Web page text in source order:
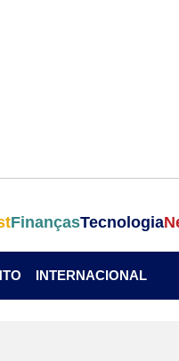
FinançasTecnologia
INTERNACIONAL